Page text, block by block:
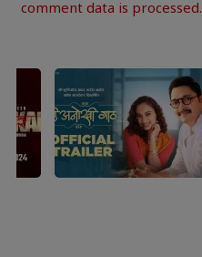
comment data is processed.